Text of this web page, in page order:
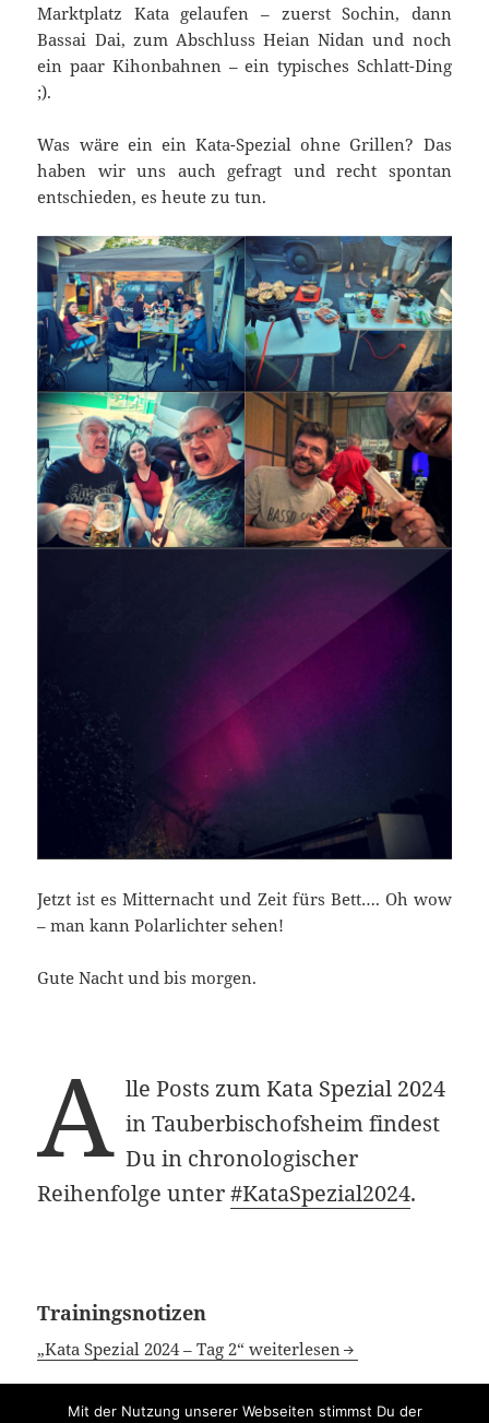
Marktplatz Kata gelaufen – zuerst Sochin, dann
Bassai Dai, zum Abschluss Heian Nidan und noch
ein paar Kihonbahnen – ein typisches Schlatt-Ding
;).
Was wäre ein ein Kata-Spezial ohne Grillen? Das
haben wir uns auch gefragt und recht spontan
entschieden, es heute zu tun.
Jetzt ist es Mitternacht und Zeit fürs Bett…. Oh wow
– man kann Polarlichter sehen!
Gute Nacht und bis morgen.
A lle Posts zum Kata Spezial 2024
in Tauberbischofsheim findest
Du in chronologischer
Reihenfolge unter#KataSpezial2024.
Trainingsnotizen
„Kata Spezial 2024 – Tag 2“ weiterlesen
Mit der Nutzung unserer Webseiten stimmst Du der